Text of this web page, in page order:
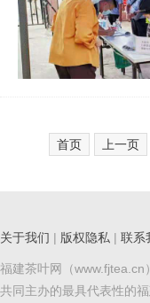
首页 上一页
关于我们 | 版权隐私 | 联系
福建茶叶网（
共同主办的最具代表性的